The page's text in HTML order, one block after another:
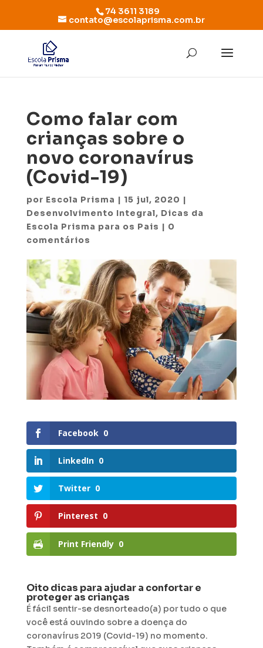
74 3611 3189
contato@escolaprisma.com.br
Como falar com
crianças sobre o
novo coronavírus
(Covid-19)
por Escola Prisma | 15 jul, 2020 |
Desenvolvimento Integral, Dicas da
Escola Prisma para os Pais | 0
comentários
Facebook 0
LinkedIn 0
Twitter 0
Pinterest 0
Print Friendly 0
Oito dicas para ajudar a confortar e
proteger as crianças
É fácil sentir-se desnorteado(a) por tudo o que
você está ouvindo sobre a doença do
coronavírus 2019 (Covid-19) no momento.